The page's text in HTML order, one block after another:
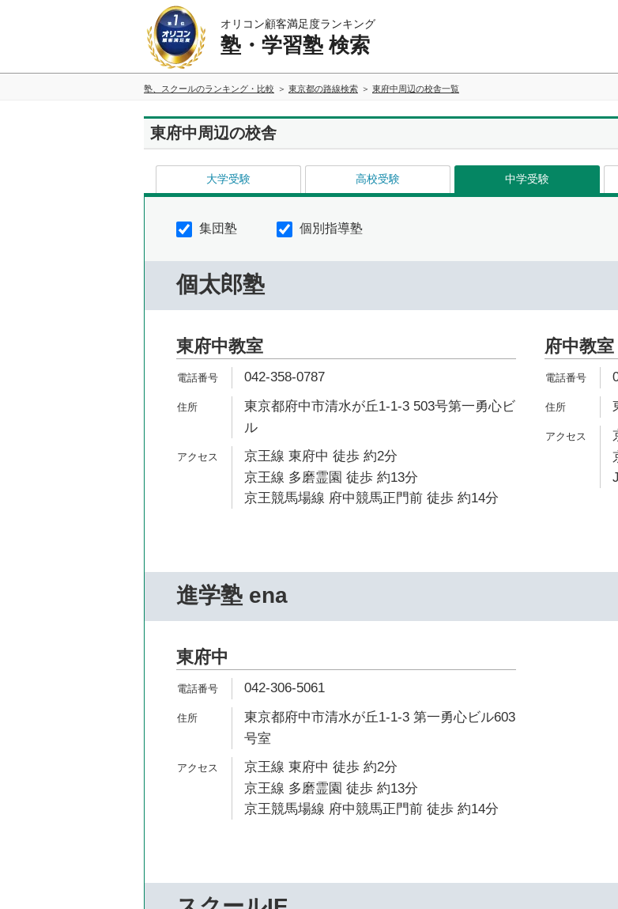
オリコン顧客満足度ランキング
塾・学習塾 検索
塾、スクールのランキング・比較 東京都の路線検索 東府中周辺の校舎一覧
東府中周辺の校舎
大学受験 高校受験 中学受験
集団塾 個別指導塾
個太郎塾
東府中教室
042-358-0787
東京都府中市清水が丘1-1-3 503号第一勇心ビ
ル
京王線 東府中 徒歩 約2分
京王線 多磨霊園 徒歩 約13分
京王競馬場線 府中競馬正門前 徒歩 約14分
府中教室
進学塾 ena
東府中
042-306-5061
東京都府中市清水が丘1-1-3 第一勇心ビル603
号室
京王線 東府中 徒歩 約2分
京王線 多磨霊園 徒歩 約13分
京王競馬場線 府中競馬正門前 徒歩 約14分